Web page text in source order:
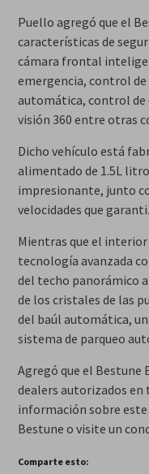
Puello agregó que el
características de
cámara frontal
emergencia, control
automática, control de
visión 360 entre otras
Dicho vehículo está
alimentado de 1.5L
impresionante, junto
velocidades que
Mientras que el
tecnología avanzada
del techo panorámico
de los cristales de las
del baúl automática,
sistema de parqueo
Agregó que el Bestune
dealers autorizados en
información sobre
Bestune o visite un
Comparte esto: